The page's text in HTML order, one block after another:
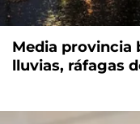
Media provincia
lluvias, ráfagas